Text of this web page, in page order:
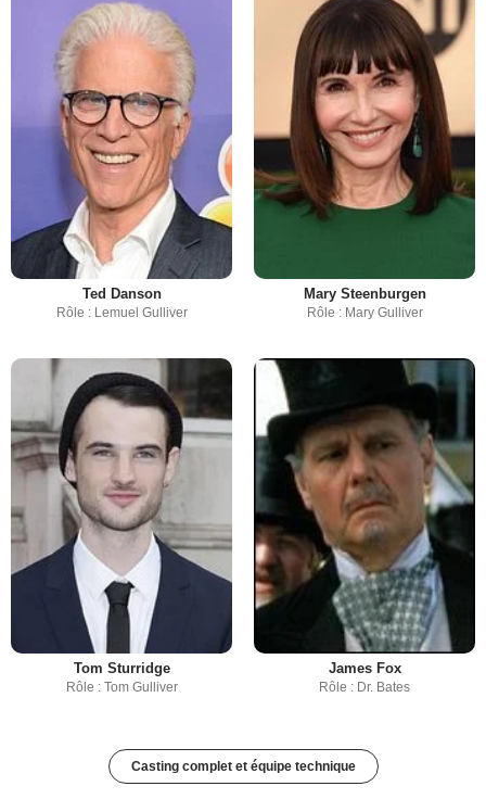
Ted Danson
Rôle : Lemuel Gulliver
Mary Steenburgen
Rôle : Mary Gulliver
Tom Sturridge
Rôle : Tom Gulliver
James Fox
Rôle : Dr. Bates
Casting complet et équipe technique